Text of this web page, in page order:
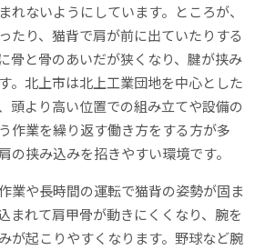
れないようにしています。ところが、
たり、猫背で肩が前に出ていたりする
骨と骨のあいだが狭くなり、腱が挟み
。北上市は北上工業団地を中心とした
頭より高い位置での組み立てや設備の
作業を繰り返す働き方をする方が多
の挟み込みを招きやすい環境です。
業や長時間の運転で猫背の姿勢が固ま
まれて肩甲骨が動きにくくなり、腕を
が起こりやすくなります。野球など腕